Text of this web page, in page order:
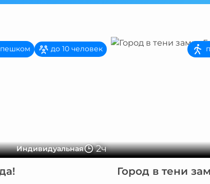
Индивидуальная 2ч
пешком до 10 человек
Город в тени